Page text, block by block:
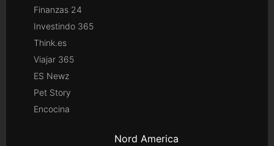
Finanzas 24
Investindo 365
Think.es
Viajar 365
ES Newz
Pet Story
Encocina
Nord America